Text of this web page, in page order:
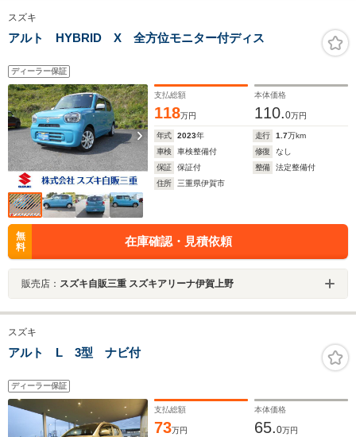
スズキ
アルト HYBRID X 全方位モニター付ディス
ディーラー保証
支払総額
118万円
本体価格
110.0万円
年式 2023年 走行 1.7万km
車検
車検整備付 修復
なし
保証
保証付 整備
法定整備付
住所
三重県伊賀市
無
料
在庫確認・見積依頼
販売店： スズキ自販三重 スズキアリーナ伊賀上野
スズキ
アルト L 3型 ナビ付
ディーラー保証
支払総額
73万円
本体価格
65.0万円